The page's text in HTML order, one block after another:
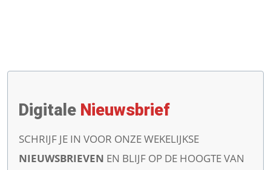
Digitale Nieuwsbrief
SCHRIJF JE IN VOOR ONZE WEKELIJKSE
NIEUWSBRIEVEN EN BLIJF OP DE HOOGTE VAN